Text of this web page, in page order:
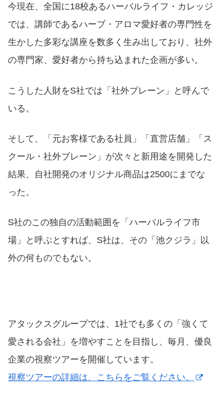
今現在、全国に18校あるハーバルライフ・カレッジ
では、講師であるハーブ・アロマ愛好者の専門性を
生かした多彩な講座を数多く生み出しており、社外
の専門家、愛好者から持ち込まれた企画が多い。
こうした人財をS社では「社外ブレーン」と呼んで
いる。
そして、「元お客様である社員」「直営店舗」「ス
クール・社外ブレーン」が次々と新用途を開発した
結果、自社開発のオリジナル商品は2500にまでな
った。
S社のこの独自の活動範囲を「ハーバルライフ市
場」と呼ぶとすれば、S社は、その「池クジラ」以
外の何ものでもない。
アタックスグループでは、1社でも多くの「強くて
愛される会社」を増やすことを目指し、毎月、優良
企業の視察ツアーを開催しています。
視察ツアーの詳細は、こちらをご覧ください。